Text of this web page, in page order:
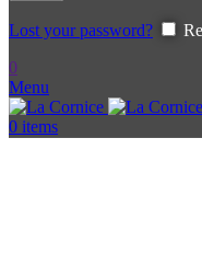
Lost your password?
0
Menu
0 items